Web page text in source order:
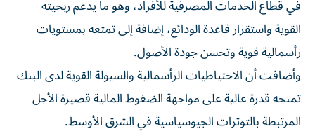
في قطاع الخدمات المصرفية للأفراد، وهو ما يدعم ربحيته
القوية واستقرار قاعدة الودائع، إضافة إلى تمتعه بمستويات
رأسمالية قوية وتحسن جودة الأصول.
وأضافت أن الاحتياطيات الرأسمالية والسيولة القوية لدى البنك
تمنحه قدرة عالية على مواجهة الضغوط المالية قصيرة الأجل
المرتبطة بالتوترات الجيوسياسية في الشرق الأوسط.